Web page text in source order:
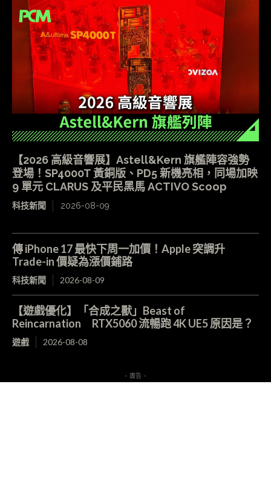
【2026 高級音響展】Astell&Kern 旗艦陣容強勢
登場！SP4000T 黃銅版、PD5 新機亮相，同場加映
9 單元 CLARUS 及平民黑馬 ACTIVO Scoop
科技新聞 2026-08-09
傳 iPhone 17 最快下周一加價！Apple 突調升
Trade-in 價疑為漲價鋪路
科技新聞 2026-08-09
【遊戲優化】「合成之獸」Beast of
Reincarnation RTX5060 流暢跑 4K UE5 原因是？
遊戲 2026-08-08
- 廣告 -